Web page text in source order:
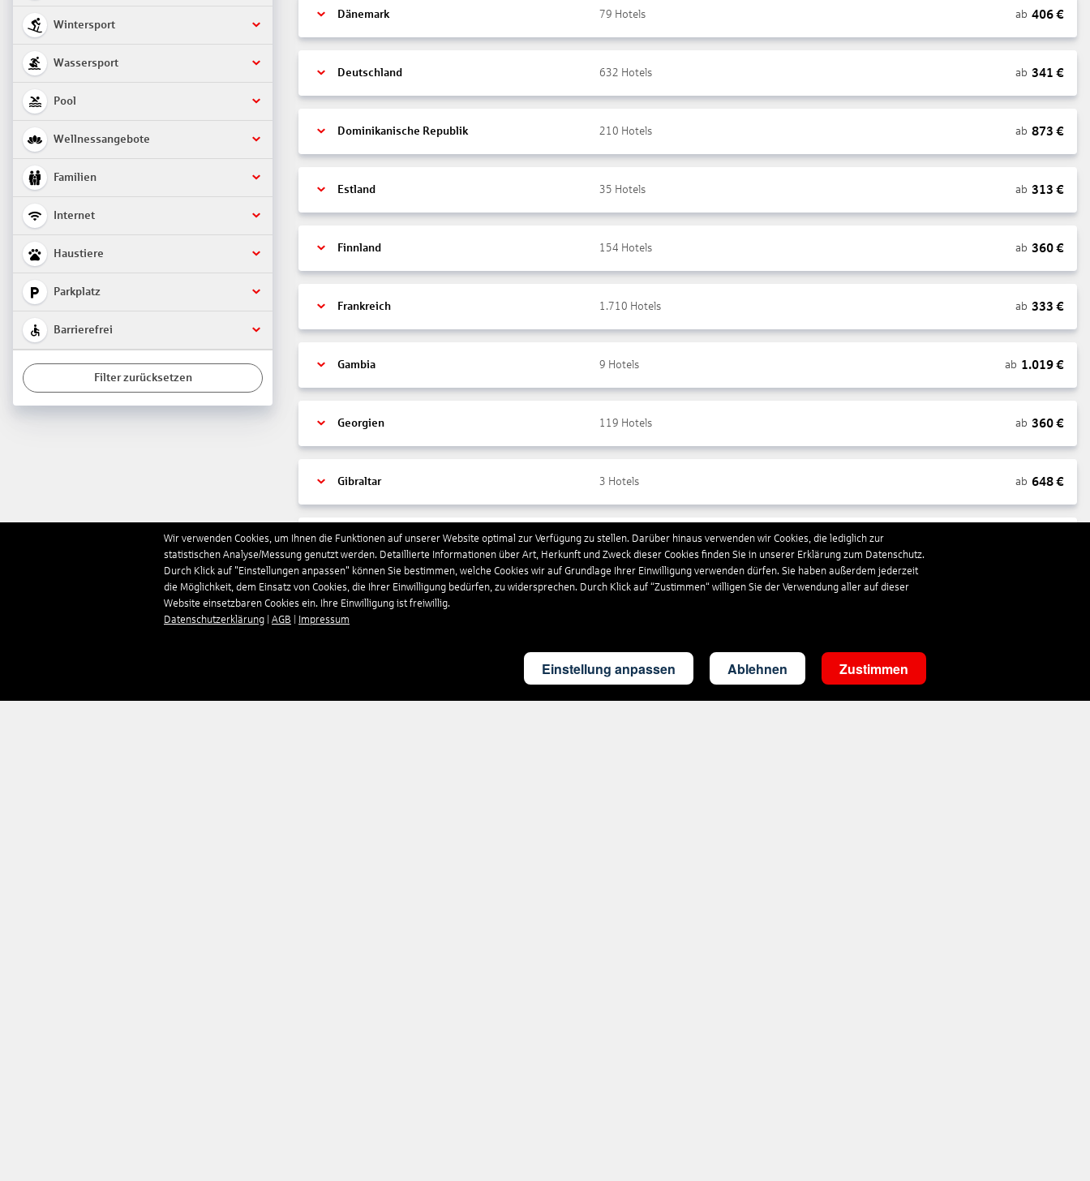
Wintersport
Wassersport
Pool
Wellnessangebote
Familien
Internet
Haustiere
Parkplatz
Barrierefrei
Filter zurücksetzen
Dänemark 79 Hotels ab 406€
Deutschland 632 Hotels ab 341 €
Dominikanische Republik 210 Hotels ab 873 €
Estland 35 Hotels ab 313 €
Finnland 154 Hotels ab 360€
Frankreich 1.710 Hotels ab 333 €
Gambia 9 Hotels ab 1.019€
Georgien 119 Hotels ab 360€
Gibraltar 3 Hotels ab 648€
Grenada 10 Hotels
Griechenland
Wir verwenden Cookies, um Ihnen die Funktionen auf unserer Website optimal zur Verfügung zu stellen. Darüber hinaus verwenden wir Cookies, die lediglich zur
statistischen Analyse/Messung genutzt werden. Detaillierte Informationen über Art, Herkunft und Zweck dieser Cookies finden Sie in unserer Erklärung zum Datenschutz.
Durch Klick auf "Einstellungen anpassen" können Sie bestimmen, welche Cookies wir auf Grundlage Ihrer Einwilligung verwenden dürfen. Sie haben außerdem jederzeit
die Möglichkeit, dem Einsatz von Cookies, die Ihrer Einwilligung bedürfen, zu widersprechen. Durch Klick auf “Zustimmen“ willigen Sie der Verwendung aller auf dieser
Website einsetzbaren Cookies ein. Ihre Einwilligung ist freiwillig.
Datenschutzerklärung
AGB Impressum
Einstellung anpassen Ablehnen Zustimmen